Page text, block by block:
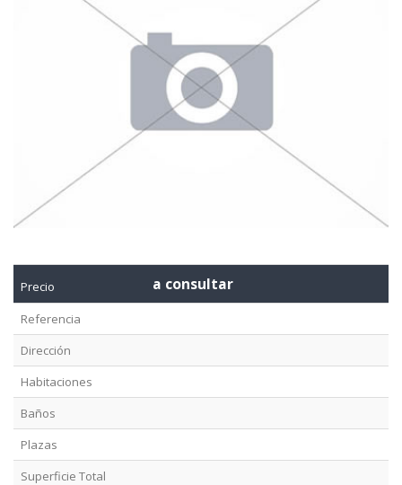
Precio a consultar
Referencia
Dirección
Habitaciones
Baños
Plazas
Superficie Total